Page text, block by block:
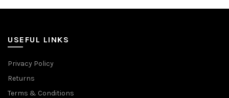
USEFUL LINKS
Privacy Policy
Returns
Terms & Conditions